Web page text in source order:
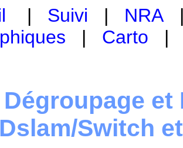
| Suivi | NRA
| Carto
Dégroupage et
Dslam/Switch